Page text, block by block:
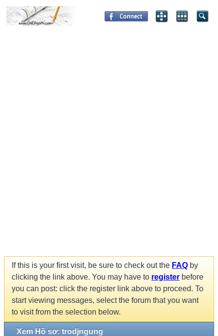
If this is your first visit, be sure to check out the FAQ by
clicking the link above. You may have to register before
you can post: click the register link above to proceed. To
start viewing messages, select the forum that you want
to visit from the selection below.
Xem Hồ sơ: trodjngung